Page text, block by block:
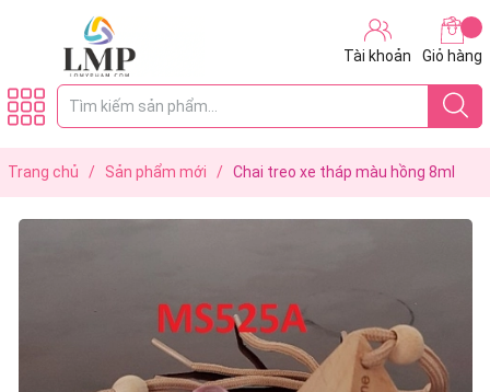
Tài khoản Giỏ hàng
Trang chủ / Sản phẩm mới / Chai treo xe tháp màu hồng 8ml